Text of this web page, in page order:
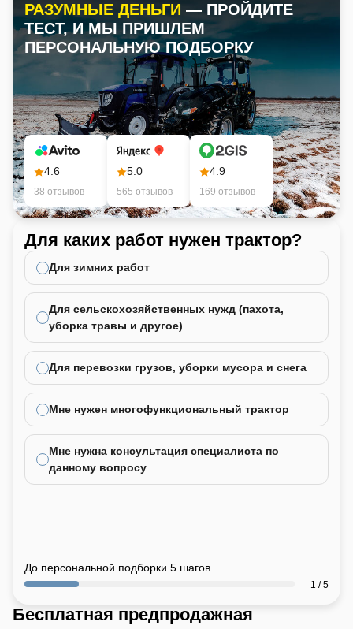
РАЗУМНЫЕ ДЕНЬГИ — ПРОЙДИТЕ
ТЕСТ, И МЫ ПРИШЛЕМ
ПЕРСОНАЛЬНУЮ ПОДБОРКУ
4.6
38 отзывов
5.0
565 отзывов
4.9
169 отзывов
Для каких работ нужен трактор?
Для зимних работ
Для сельскохозяйственных нужд (пахота,
уборка травы и другое)
Для перевозки грузов, уборки мусора и снега
Мне нужен многофункциональный трактор
Мне нужна консультация специалиста по
данному вопросу
До персональной подборки 5 шагов
1 / 5
Бесплатная предпродажная